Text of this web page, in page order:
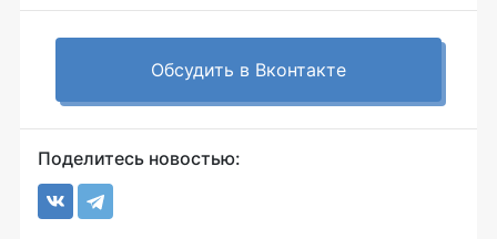
Обсудить в Вконтакте
Поделитесь новостью: